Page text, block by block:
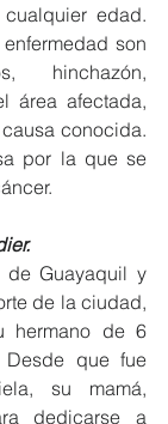
edad.
son
hinchazón,
área afectada,
conocida.
por la que se
Guayaquil y
de la ciudad,
hermano de 6
que fue
su mamá,
dedicarse a